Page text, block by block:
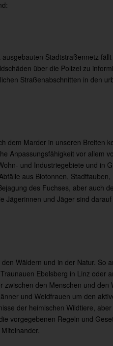
Stadtstraßennetz
über die Polizei zu
Straßenabschnitten in den
dem Marder in unseren Breiten
Anpassungsfähigkeit vor allem
und Industriegebiete und in
aus Biotonnen,
des Fuchses, aber auch
Jägerinnen und Jäger sind
Wäldern und in der Natur. So
Ebelsberg in Linz oder
den Menschen und den
und Weidfrauen um den
der heimischen Wildtiere,
vorgegebenen Regeln und